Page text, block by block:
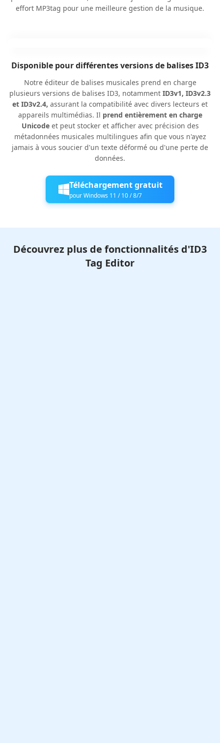
effort MP3tag pour une meilleure gestion de la musique.
Disponible pour différentes versions de balises ID3
Notre éditeur de balises musicales prend en charge
plusieurs versions de balises ID3, notamment ID3v1, ID3v2.3
et ID3v2.4, assurant la compatibilité avec divers lecteurs et
appareils multimédias. Il prend entièrement en charge
Unicodeet peut stocker et afficher avec précision des
métadonnées musicales multilingues afin que vous n'ayez
jamais à vous soucier d'un texte déformé ou d'une perte de
données.
Téléchargement gratuit
pour Windows 11 / 10 / 8/7
Découvrez plus de fonctionnalités d'ID3
Tag Editor